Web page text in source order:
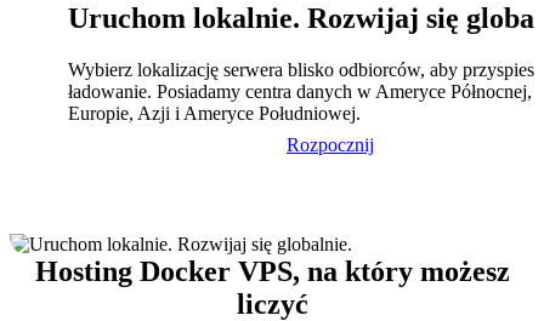
Uruchom lokalnie. Rozwijaj się
Wybierz lokalizację serwera blisko odbiorców, aby
ładowanie. Posiadamy centra danych w Ameryce Północnej,
Europie, Azji i Ameryce Południowej.
Rozpocznij
Hosting Docker VPS, na który możesz
liczyć